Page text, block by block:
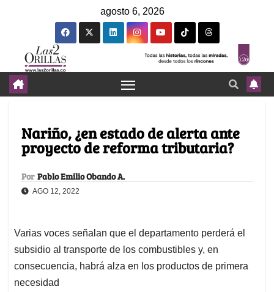
agosto 6, 2026
Nariño, ¿en estado de alerta ante
proyecto de reforma tributaria?
Por Pablo Emilio Obando A.
AGO 12, 2022
Varias voces señalan que el departamento perderá el
subsidio al transporte de los combustibles y, en
consecuencia, habrá alza en los productos de primera
necesidad